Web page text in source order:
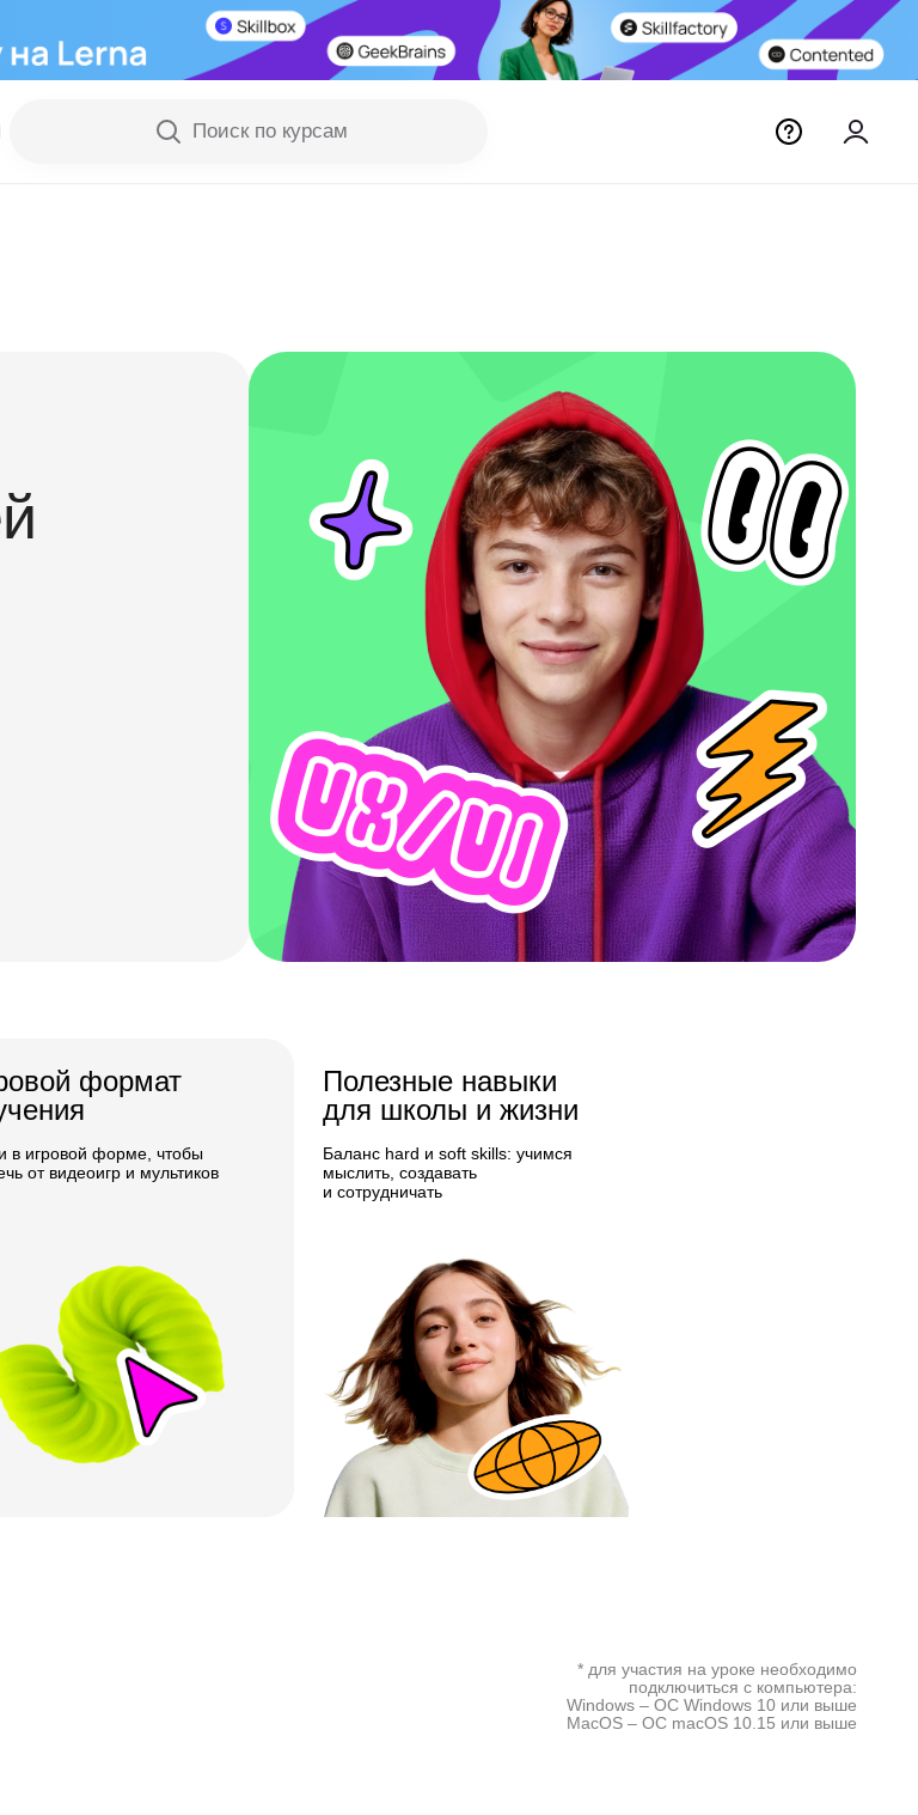
Поиск по курсам
формат
в игровой форме, чтобы
от видеоигр и мультиков
Полезные навыки
для школы и жизни
Баланс hard и soft skills: учимся
мыслить, создавать
и сотрудничать
* для участия на уроке необходимо
подключиться с компьютера:
Windows – ОС Windows 10 или выше
MacOS – ОС macOS 10.15 или выше